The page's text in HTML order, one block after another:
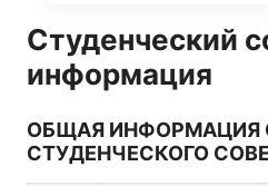
Студенческий
информация
ОБЩАЯ ИНФОРМАЦИЯ
СТУДЕНЧЕСКОГО